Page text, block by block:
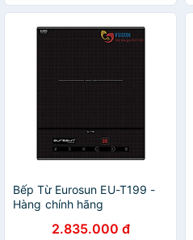
Bếp Từ Eurosun EU-T199 -
Hàng chính hãng
2.835.000 đ